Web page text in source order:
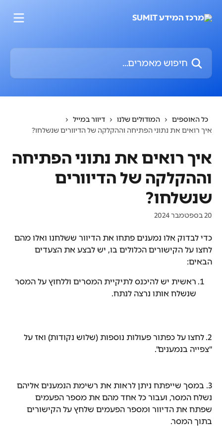
חיפוש מאמרים...
כל האוספים המודולים שלנו
דיוור במייל
איך רואים את נתוני הפתיחה וההקלקה של הדיוורים שנשלחו?
איך רואים את נתוני הפתיחה
וההקלקה של הדיוורים
שנשלחו?
20 בספטמבר 2024
כדי לבדוק אלו נמענים פתחו את הדיוור ששלחנו ואלו מהם
לחצו על הקישורים הכלולים בו, יש לבצע את הצעדים
הבאים:
ראשית יש להיכנס לתיקיית המסרים וללחוץ על המסר
שנשלח אותו נרצה לנתח.
2. לחצו על כפתור פעולות נוספות (שלוש נקודות) ואז על
"צפייה בנמענים".
3. במסך שייפתח ניתן לראות את רשימת הנמענים אליהם
נשלח המסר, ועבור כל אחד מהם את מספר הפעמים
שפתח את הדיוור ומספר הפעמים שלחץ על הקישורים
בתוך המסר.